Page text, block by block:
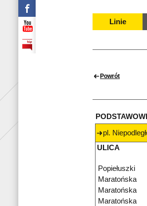
Linie
Powrót
pl.
ULICA
Popiełuszki
Maratońska
Maratońska
Maratońska